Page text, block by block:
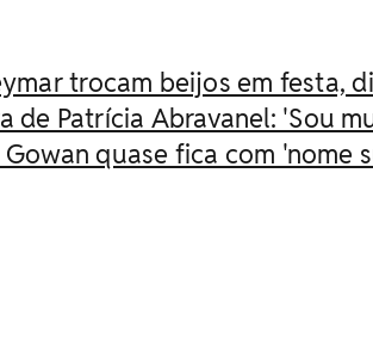
trocam beijos em festa,
de Patrícia Abravanel: 'Sou
Gowan quase fica com 'nome